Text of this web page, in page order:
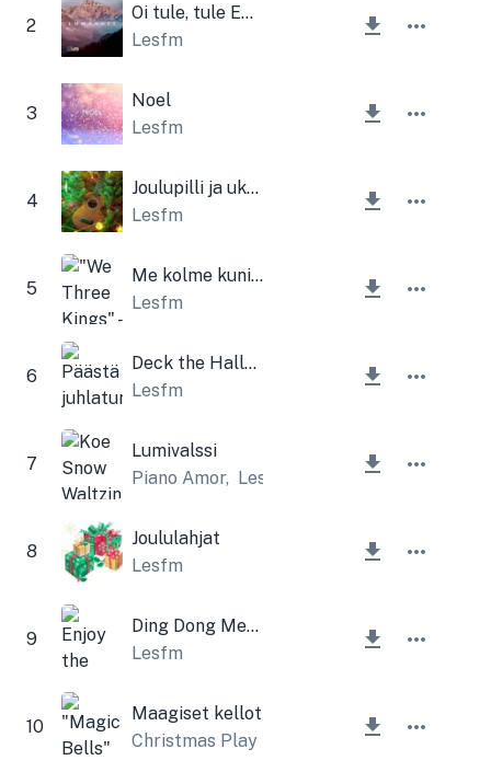
2
Oi tule, tule Emmanuel
Lesfm
3
Noel
Lesfm
4
Joulupilli ja ukulele
Lesfm
5
Me kolme kuningasta
Lesfm
6
Deck the Halls (joulukellot)
Lesfm
7
Lumivalssi
Piano Amor, Lesfm
8
Joululahjat
Lesfm
9
Ding Dong Merrily on High (joulukellot)
Lesfm
10
Maagiset kellot
Christmas Play